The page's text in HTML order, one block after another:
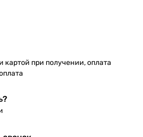
при получении, оплата